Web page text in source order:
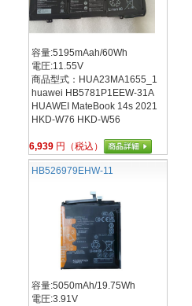
容量:5195mAah/60Wh
電圧:11.55V
商品型式：HUA23MA1655_1
huawei HB5781P1EEW-31A
HUAWEI MateBook 14s 2021
HKD-W76 HKD-W56
6,939 円（税込）
HB526979EHW-11
容量:5050mAh/19.75Wh
電圧:3.91V